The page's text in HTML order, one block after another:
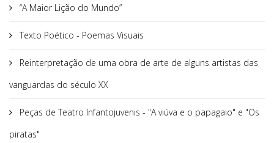
“A Maior Lição do Mundo”
Texto Poético - Poemas Visuais
Reinterpretação de uma obra de arte de alguns artistas das
vanguardas do século XX
Peças de Teatro Infantojuvenis - "A viúva e o papagaio" e "Os
piratas"